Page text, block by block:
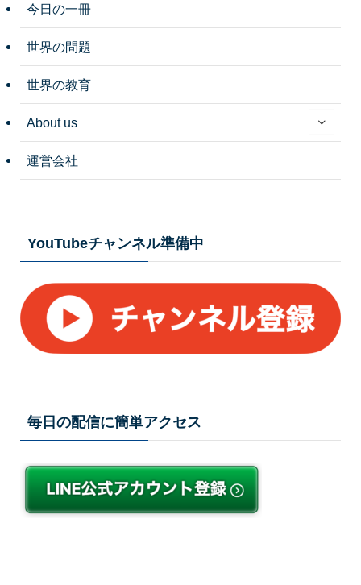
今日の一冊
世界の問題
世界の教育
About us
運営会社
YouTubeチャンネル準備中
毎日の配信に簡単アクセス